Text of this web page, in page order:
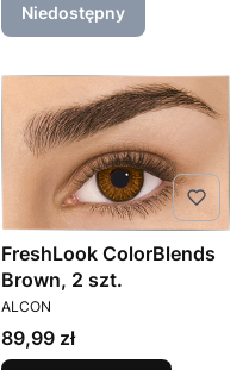
Niedostępny
FreshLook ColorBlends
Brown, 2 szt.
PRODUCENT
ALCON
Cena
89,99 zł